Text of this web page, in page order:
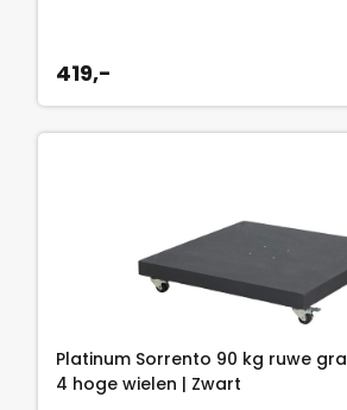
419,-
Platinum Sorrento 90 kg ruwe
4 hoge wielen | Zwart